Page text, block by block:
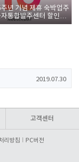
년 기념 제휴 숙박업주
통합발주센터 할인쿠
2019.07.30
고객센터
리방침 PC버전